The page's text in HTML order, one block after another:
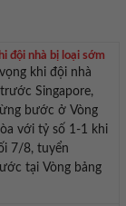
đội nhà bị loại sớm
khi đội nhà
Singapore,
bước ở Vòng
với tỷ số 1-1 khi
7/8, tuyển
tại Vòng bảng